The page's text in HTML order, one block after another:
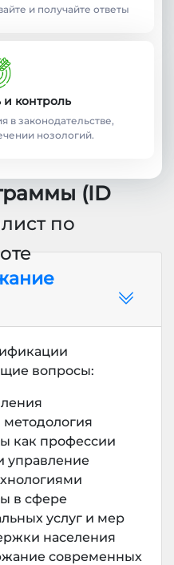
и получайте ответы
и контроль
законодательстве,
нозологий.
(ID
по
вопросы:
методология
как профессии
управление
в сфере
услуг и мер
населения
современных